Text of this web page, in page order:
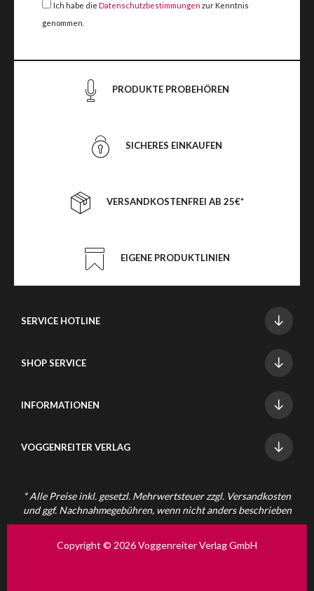
Ich habe die Datenschutzbestimmungen zur Kenntnis
genommen.
PRODUKTE PROBEHÖREN
SICHERES EINKAUFEN
VERSANDKOSTENFREI AB 25€*
EIGENE PRODUKTLINIEN
SERVICE HOTLINE
SHOP SERVICE
INFORMATIONEN
VOGGENREITER VERLAG
* Alle Preise inkl. gesetzl. Mehrwertsteuer zzgl. Versandkosten
und ggf. Nachnahmegebühren, wenn nicht anders beschrieben
Copyright © 2026 Voggenreiter Verlag GmbH